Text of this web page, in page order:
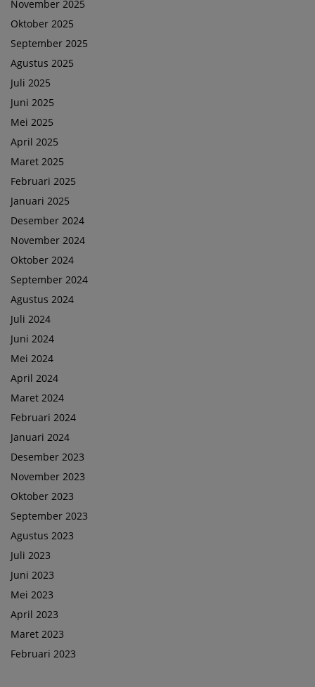
November 2025
Oktober 2025
September 2025
Agustus 2025
Juli 2025
Juni 2025
Mei 2025
April 2025
Maret 2025
Februari 2025
Januari 2025
Desember 2024
November 2024
Oktober 2024
September 2024
Agustus 2024
Juli 2024
Juni 2024
Mei 2024
April 2024
Maret 2024
Februari 2024
Januari 2024
Desember 2023
November 2023
Oktober 2023
September 2023
Agustus 2023
Juli 2023
Juni 2023
Mei 2023
April 2023
Maret 2023
Februari 2023